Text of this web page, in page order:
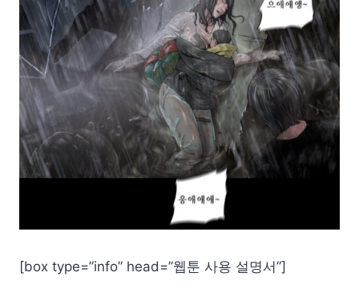
[box type=”info” head=”웹툰 사용 설명서”]